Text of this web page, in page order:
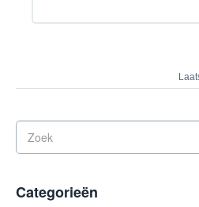
Categorieën